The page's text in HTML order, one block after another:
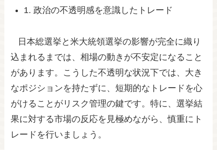
1. 政治の不透明感を意識したトレード
日本総選挙と米大統領選挙の影響が完全に織り
込まれるまでは、相場の動きが不安定になること
があります。こうした不透明な状況下では、大き
なポジションを持たずに、短期的なトレードを心
がけることがリスク管理の鍵です。特に、選挙結
果に対する市場の反応を見極めながら、慎重にト
レードを行いましょう。